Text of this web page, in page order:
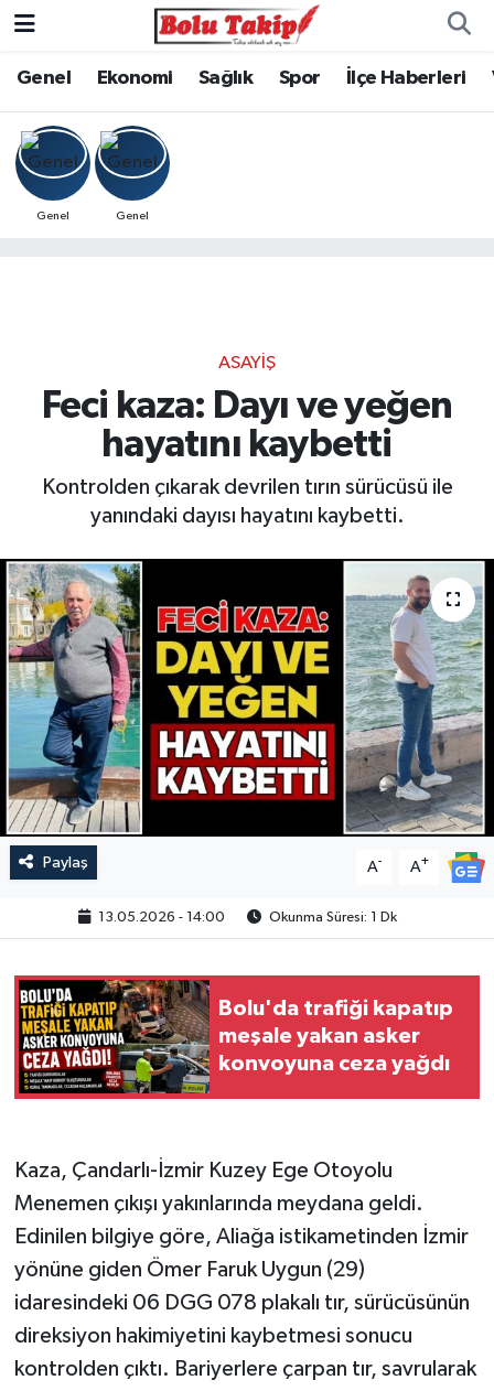
Genel Ekonomi Sağlık Spor İlçe Haberleri
Genel Genel
ASAYIŞ
Feci kaza: Dayı ve yeğen
hayatını kaybetti
Kontrolden çıkarak devrilen tırın sürücüsü ile
yanındaki dayısı hayatını kaybetti.
Paylaş A- A+
13.05.2026 - 14:00 Okunma Süresi: 1 Dk
Bolu'da trafiği kapatıp
meşale yakan asker
konvoyuna ceza yağdı
Kaza, Çandarlı-İzmir Kuzey Ege Otoyolu
Menemen çıkışı yakınlarında meydana geldi.
Edinilen bilgiye göre, Aliağa istikametinden İzmir
yönüne giden Ömer Faruk Uygun (29)
idaresindeki 06 DGG 078 plakalı tır, sürücüsünün
direksiyon hakimiyetini kaybetmesi sonucu
kontrolden çıktı. Bariyerlere çarpan tır, savrularak